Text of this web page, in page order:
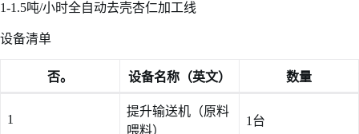
1-1.5吨/小时全自动去壳杏仁加工线
设备清单
否。 设备名称（英文） 数量
1
提升输送机（原料
喂料）
1台